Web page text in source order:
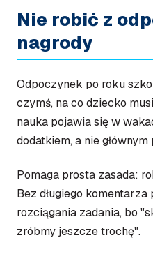
Nie robić z
nagrody
Odpoczynek po roku
czymś, na co dziecko
nauka pojawia się w
dodatkiem, a nie
Pomaga prosta zasada:
Bez długiego
rozciągania zadania, bo
zróbmy jeszcze trochę".